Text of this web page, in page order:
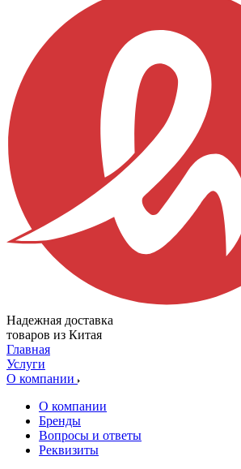
Надежная доставка
товаров из Китая
Главная
Услуги
О компании
О компании
Бренды
Вопросы и ответы
Реквизиты